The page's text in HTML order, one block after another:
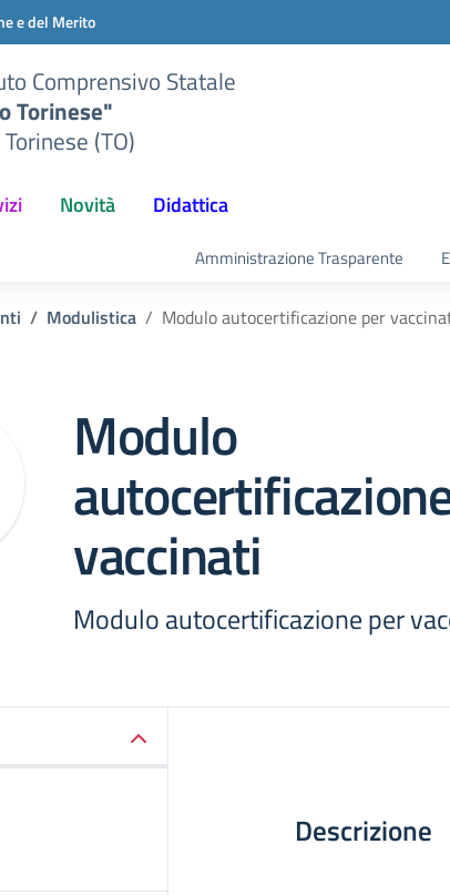
e del Merito
Comprensivo Statale
Torinese"
(TO)
Novità Didattica
Amministrazione Trasparente
Modulistica Modulo autocertificazione per
Modulo
vaccinati
Modulo autocertificazione per
Descrizione